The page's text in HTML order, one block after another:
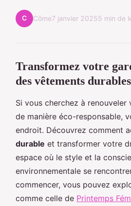
C Côme7 janvier 20255 min de
Transformez votre
des vêtements durables
Si vous cherchez à
de manière éco-responsable,
endroit. Découvrez comment
durable et transformer votre
espace où le style et la
environnementale se
commencer, vous pouvez
comme celle de Printemps